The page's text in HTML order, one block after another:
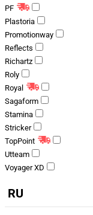
PF
Plastoria
Promotionway
Reflects
Richartz
Roly
Royal
Sagaform
Stamina
Stricker
TopPoint
Utteam
Voyager XD
RU